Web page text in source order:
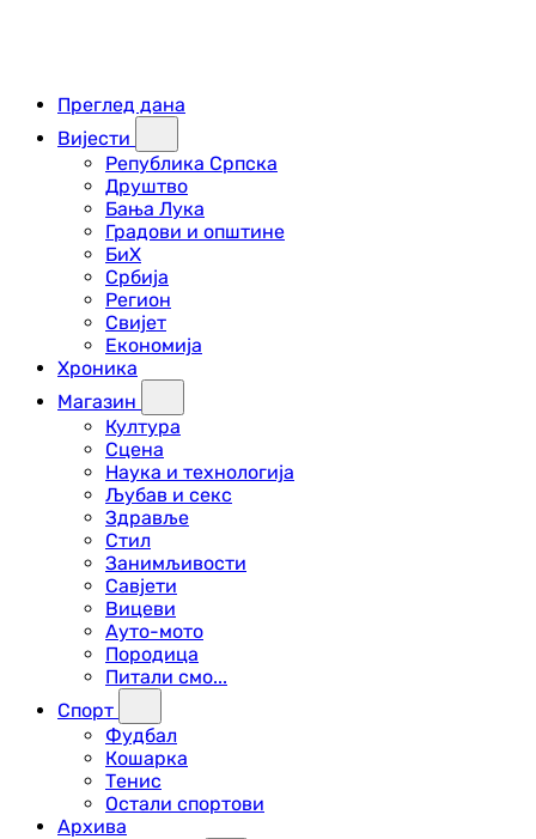
Преглед дана
Вијести
Република Српска
Друштво
Бања Лука
Градови и општине
БиХ
Србија
Регион
Свијет
Економија
Хроника
Магазин
Култура
Сцена
Наука и технологија
Љубав и секс
Здравље
Стил
Занимљивости
Савјети
Вицеви
Ауто-мото
Породица
Питали смо...
Спорт
Фудбал
Кошарка
Тенис
Остали спортови
Архива